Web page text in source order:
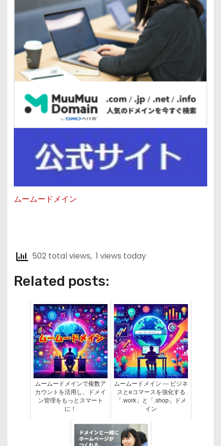
ムームードメイン
502 total views, 1 views today
Related posts:
ムームードメインで複数ア
カウントを活用し、ドメイ
ン管理をもっとスマート
に！
ムームードメイン --- ビジネ
スとeコマースを強化する
「.work」と「.shop」ドメ
イン